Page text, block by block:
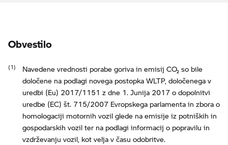
Obvestilo
Navedene vrednosti porabe goriva in emisij CO₂ so bile
določene na podlagi novega postopka WLTP, določenega v
uredbi (Eu) 2017/1151 z dne 1. Junija 2017 o dopolnitvi
uredbe (EC) št. 715/2007 Evropskega parlamenta in zbora o
homologaciji motornih vozil glede na emisije iz potniških in
gospodarskih vozil ter na podlagi informacij o popravilu in
vzdrževanju vozil, kot velja v času odobritve.